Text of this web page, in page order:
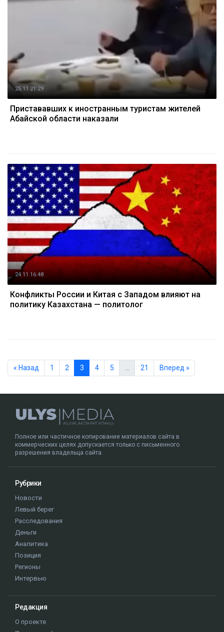
25.11 21:29
Пристававших к иностранным туристам жителей
Абайской области наказали
24.11 16:48
Конфликты России и Китая с Западом влияют на
политику Казахстана — политолог
« Назад 1 2 3 4 5 … 21 Вперед »
Полное или частичное копирование материалов сайта в
коммерческих целях допускается только с письменного
разрешения владельца сайта.
Рубрики
Новости
Левый берег
Расследования
Деньги
Аналитика
Позиция
Регионы
Интервью
Редакция
О проекте